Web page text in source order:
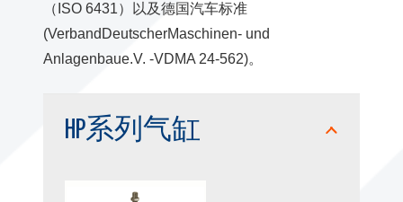
（ISO 6431）以及德国汽车标准
(VerbandDeutscherMaschinen- und
Anlagenbaue.V. -VDMA 24-562)。
HP系列气缸